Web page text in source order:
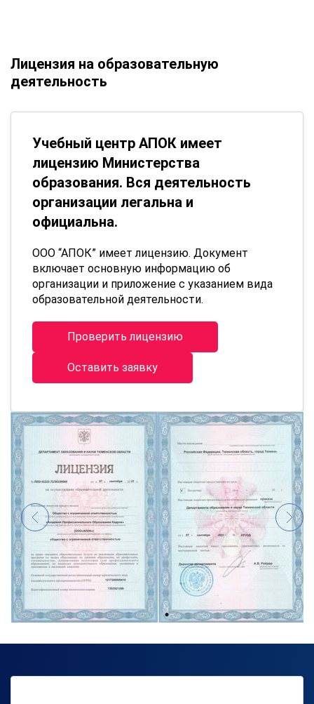
Лицензия на образовательную
деятельность
Учебный центр АПОК имеет
лицензию Министерства
образования. Вся деятельность
организации легальна и
официальна.
ООО “АПОК” имеет лицензию. Документ
включает основную информацию об
организации и приложение с указанием вида
образовательной деятельности.
Проверить лицензию
Оставить заявку